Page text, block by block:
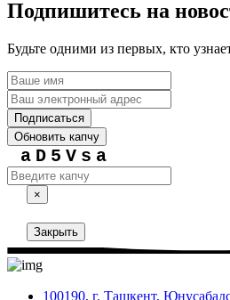
Подпишитесь на
Будьте одними из первых, кто
Подписаться
Обновить капчу
aD5Vsa
×
Закрыть
100190, г. Ташкент,